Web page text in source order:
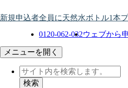
新規申込者全員に天然水ボトル1本
0120-062-032ウェブから
メニューを開く